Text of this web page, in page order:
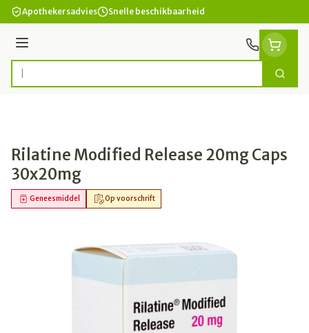
Ga naar de inhoud
Apothekersadvies Snelle beschikbaarheid
Menu
Product, merk, categorie... Zoek
Rilatine Modified Release 20mg Caps
30x20mg
Op voorschrift
Geneesmiddel